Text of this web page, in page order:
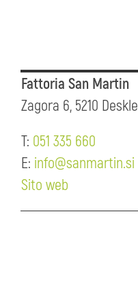
Fattoria San Martin
Zagora 6, 5210 Deskle
T: 051 335 660
E: info@sanmartin.si
Sito web